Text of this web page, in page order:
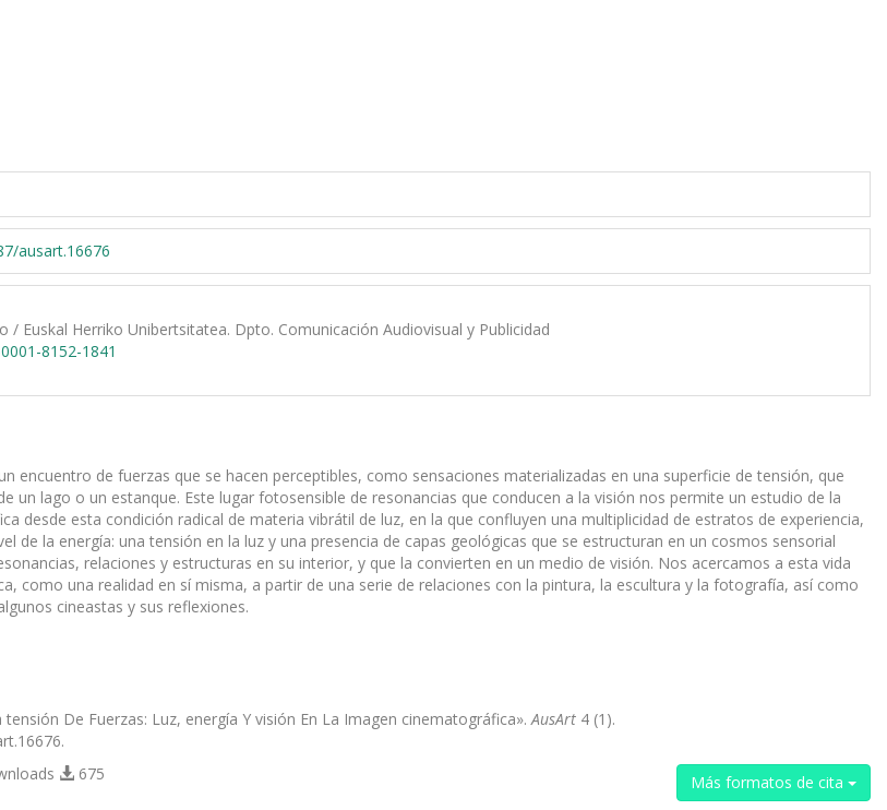
ausart.16676
/ Euskal Herriko Unibertsitatea. Dpto. Comunicación Audiovisual y Publicidad
8152-1841
encuentro de fuerzas que se hacen perceptibles, como sensaciones materializadas en una superficie de tensión, que
un lago o un estanque. Este lugar fotosensible de resonancias que conducen a la visión nos permite un estudio de la
desde esta condición radical de materia vibrátil de luz, en la que confluyen una multiplicidad de estratos de experiencia,
de la energía: una tensión en la luz y una presencia de capas geológicas que se estructuran en un cosmos sensorial
relaciones y estructuras en su interior, y que la convierten en un medio de visión. Nos acercamos a esta vida
como una realidad en sí misma, a partir de una serie de relaciones con la pintura, la escultura y la fotografía, así como
cineastas y sus reflexiones.
tensión De Fuerzas: Luz, energía Y visión En La Imagen cinematográfica». AusArt 4 (1).
Más formatos de cita
675